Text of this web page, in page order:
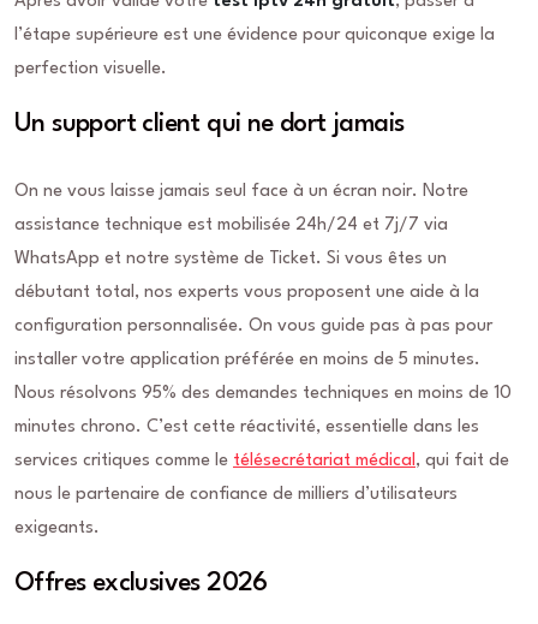
l’étape supérieure est une évidence pour quiconque exige la
perfection visuelle.
Un support client qui ne dort jamais
On ne vous laisse jamais seul face à un écran noir. Notre
assistance technique est mobilisée 24h/24 et 7j/7 via
WhatsApp et notre système de Ticket. Si vous êtes un
débutant total, nos experts vous proposent une aide à la
configuration personnalisée. On vous guide pas à pas pour
installer votre application préférée en moins de 5 minutes.
Nous résolvons 95% des demandes techniques en moins de 10
minutes chrono. C’est cette réactivité, essentielle dans les
services critiques comme le télésecrétariat médical, qui fait de
nous le partenaire de confiance de milliers d’utilisateurs
exigeants.
Offres exclusives 2026